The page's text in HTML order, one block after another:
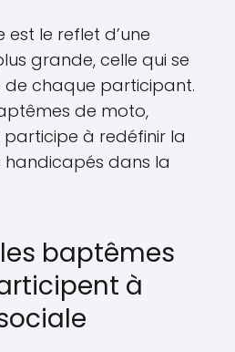
est le reflet d’une
grande, celle qui se
de chaque participant.
de moto,
participe à redéfinir la
handicapés dans la
baptêmes
à